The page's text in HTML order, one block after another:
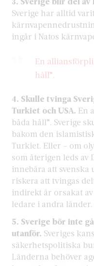
Sverige har alltid
ingår i Natos
En
håll”.
4. Skulle tvinga
Turkiet och USA. En
båda håll”. Sverige
bakom den
Turkiet. Eller – om
som återigen leds av
innebära att
riskera att tvingas
indirekt är orsakat
ledare i andra
5. Sverige bör inte
utanför. Sveriges
säkerhetspolitiska
Länderna behöver